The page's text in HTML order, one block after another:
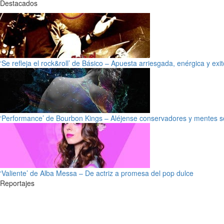
Destacados
‘Se refleja el rock&roll’ de Básico – Apuesta arriesgada, enérgica y
‘Performance’ de Bourbon Kings – Aléjense conservadores y mentes
‘Valiente’ de Alba Messa – De actriz a promesa del pop dulce
Reportajes